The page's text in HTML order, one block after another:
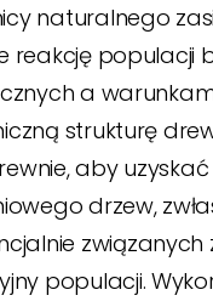
naturalnego
reakcję
a
strukturę
aby
drzew,
populacji.